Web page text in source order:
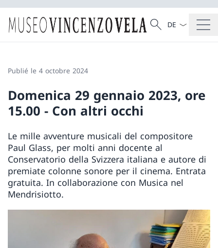
Recherche
Recherche
La langue
Publié le 4 octobre 2024
Domenica 29 gennaio 2023, ore
15.00 - Con altri occhi
Le mille avventure musicali del compositore
Paul Glass, per molti anni docente al
Conservatorio della Svizzera italiana e autore di
premiate colonne sonore per il cinema. Entrata
gratuita. In collaborazione con Musica nel
Mendrisiotto.